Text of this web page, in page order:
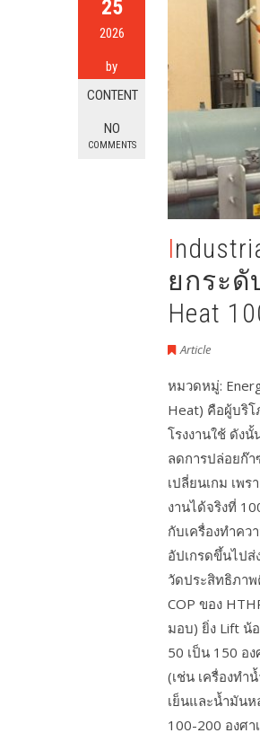
25
2026
by
CONTENT
NO
COMMENTS
Industrial High-Temperature Heat Pump (HTHP):
ยกระดั
Heat
Article
หมวดหมู่:
Heat) คือผู้บริ
โรงงานใช้ ดัง
ลดการปล่อยก๊า
เปลี่ยนเกม เพ
งานได้จริงที่
กับเครื่องทำคว
อัปเกรดขึ้นไป
วัดประสิทธิภาพ
COP ของ
มอบ) ยิ่ง Lift น้
50 เป็น 150 อ
(เช่น เครื่องทำ
เย็นและน้ำมันห
100-200 องศ